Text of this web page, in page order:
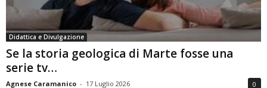
Didattica e Divulgazione
Se la storia geologica di Marte fosse una
serie tv…
Agnese Caramanico - 17 Luglio 2026 0